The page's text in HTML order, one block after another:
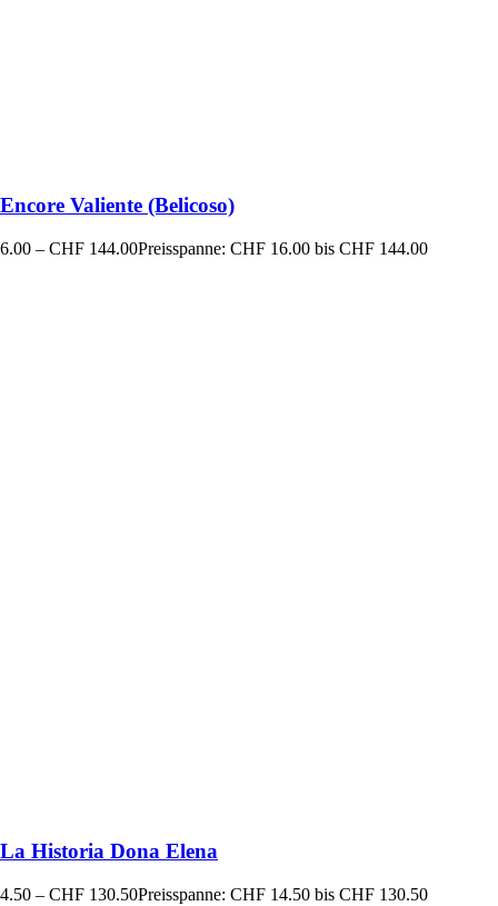
Valiente (Belicoso)
– CHF 144.00Preisspanne: CHF 16.00 bis CHF 144.00
Historia Dona Elena
– CHF 130.50Preisspanne: CHF 14.50 bis CHF 130.50